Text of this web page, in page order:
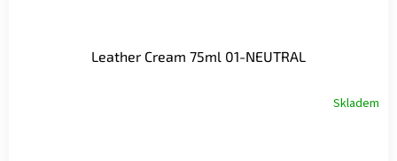
Leather Cream 75ml 01-NEUTRAL
Skladem